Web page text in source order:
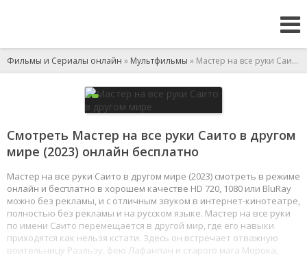
Фильмы и Сериалы онлайн » Мультфильмы » Мастер на все руки Саито в другом мире
Смотреть Мастер на все руки Саито в другом
мире (2023) онлайн бесплатно
Мастер на все руки Саито в другом мире (2023) смотреть в режиме
онлайн и бесплатно в хорошем качестве HD 720, 1080 или BluRay
можно без рекламы, и с отличным звуком в интернет-кинотеатре,
полностью без рекламы и на русском языке. Мастер на все руки
по имени Саито перемещается в другой мир, где его навыки
приходятся как нельзя кстати. Здесь он встречает отважную
воительницу Раэльзу, фею Лафанпан и старого мага Морока,